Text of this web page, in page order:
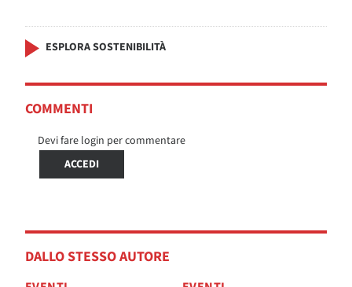
ESPLORA SOSTENIBILITÀ
COMMENTI
Devi fare login per commentare
ACCEDI
DALLO STESSO AUTORE